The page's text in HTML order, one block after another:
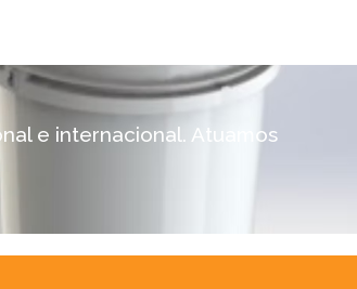
e internacional. Atuamos